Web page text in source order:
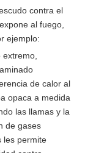
contra el
al fuego,
ejemplo:
de calor al
opaca a medida
las llamas y la
de gases
les permite